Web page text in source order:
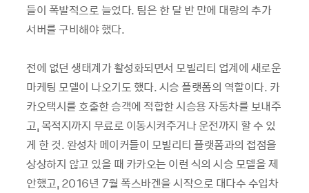
들이 폭발적으로 늘었다. 팀은 한 달 반 만에 대량의 추가
서버를 구비해야 했다.
전에 없던 생태계가 활성화되면서 모빌리티 업계에 새로운
마케팅 모델이 나오기도 했다. 시승 플랫폼의 역할이다. 카
카오택시를 호출한 승객에 적합한 시승용 자동차를 보내주
고, 목적지까지 무료로 이동시켜주거나 운전까지 할 수 있
게 한 것. 완성차 메이커들이 모빌리티 플랫폼과의 접점을
상상하지 않고 있을 때 카카오는 이런 식의 시승 모델을 제
안했고, 2016년 7월 폭스바겐을 시작으로 대다수 수입차